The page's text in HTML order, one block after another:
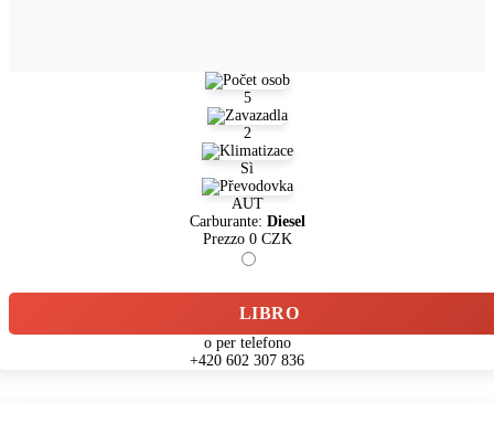
5
2
Sì
AUT
Carburante: Diesel
Prezzo 0CZK
LIBRO
o per telefono
+420 602 307 836